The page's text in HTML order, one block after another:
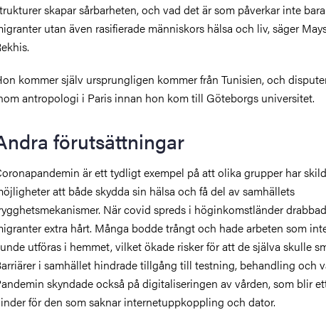
skapar sårbarheten, och vad det är som påverkar inte bara
utan även rasifierade människors hälsa och liv, säger
kommer själv ursprungligen kommer från Tunisien, och
antropologi i Paris innan hon kom till Göteborgs universitet.
förutsättningar
är ett tydligt exempel på att olika grupper har
att både skydda sin hälsa och få del av samhällets
När covid spreds i höginkomstländer
extra hårt. Många bodde trångt och hade arbeten som
utföras i hemmet, vilket ökade risker för att de själva skulle
i samhället hindrade tillgång till testning, behandling och
skyndade också på digitaliseringen av vården, som blir
för den som saknar internetuppkoppling och dator.